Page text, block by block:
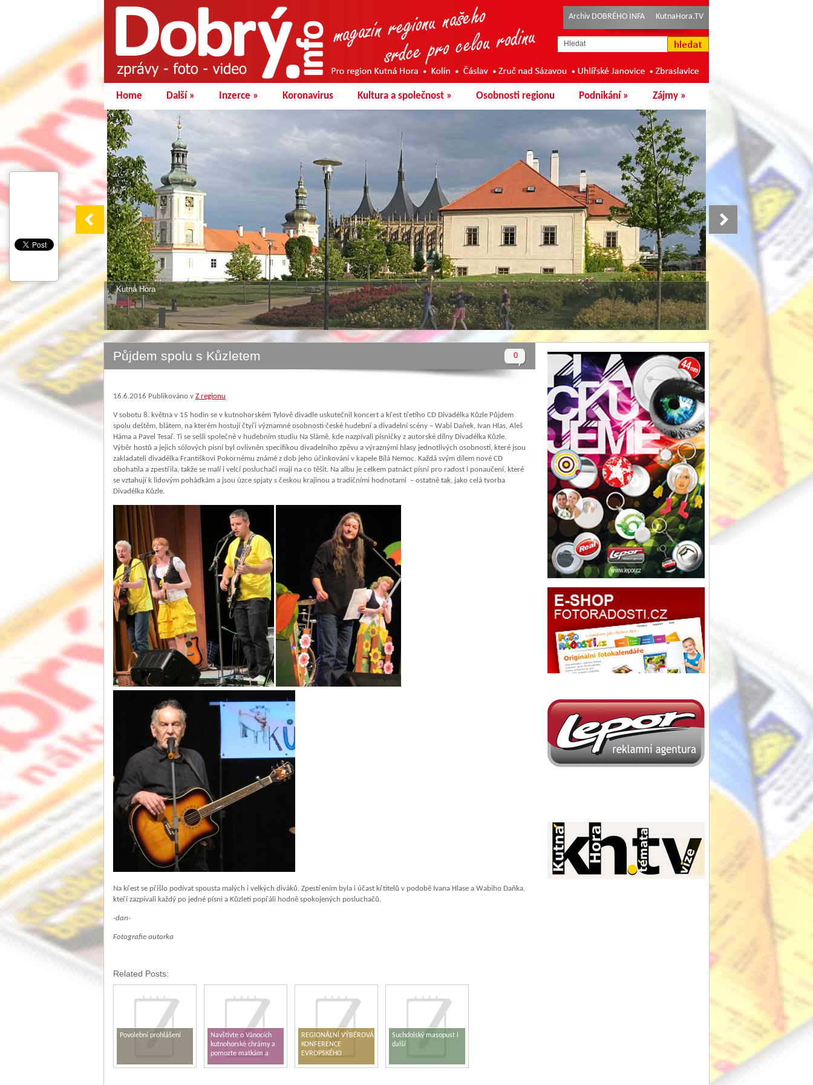
Archiv DOBRÉHO INFA KutnaHora.TV
Home Další » Inzerce » Koronavirus Kultura a společnost » Osobnosti regionu Podnikání » Zájmy »
Kutná Hora
0
Půjdem spolu s Kůzletem
16.6.2016 Publikováno v Z regionu
V sobotu 8. května v 15 hodin se v kutnohorském Tylově divadle uskutečnil koncert a křest třetího CD Divadélka Kůzle Půjdem
spolu deštěm, blátem, na kterém hostují čtyři významné osobnosti české hudební a divadelní scény – Wabi Daňek, Ivan Hlas, Aleš
Háma a Pavel Tesař. Ti se sešli společně v hudebním studiu Na Slámě, kde nazpívali písničky z autorské dílny Divadélka Kůzle.
Výběr hostů a jejich sólových písní byl ovlivněn specifikou divadelního zpěvu a výraznými hlasy jednotlivých osobností, které jsou
zakladateli divadélka Františkovi Pokornému známé z dob jeho účinkování v kapele Bílá Nemoc. Každá svým dílem nové CD
obohatila a zpestřila, takže se malí i velcí posluchači mají na co těšit. Na albu je celkem patnáct písní pro radost i ponaučení, které
se vztahují k lidovým pohádkám a jsou úzce spjaty s českou krajinou a tradičními hodnotami – ostatně tak, jako celá tvorba
Divadélka Kůzle.
Na křest se přišlo podívat spousta malých i velkých diváků. Zpestřením byla i účast křtitelů v podobě Ivana Hlase a Wabiho Daňka,
kteří zazpívali každý po jedné písni a Kůzleti popřáli hodně spokojených posluchačů.
-dan-
Fotografie autorka
Related Posts:
Povolební prohlášení
Navštivte o Vánocích
kutnohorské chrámy a
pomozte matkám a
REGIONÁLNÍ VÝBĚROVÁ
KONFERENCE
EVROPSKÉHO
Suchdolský masopust i
další